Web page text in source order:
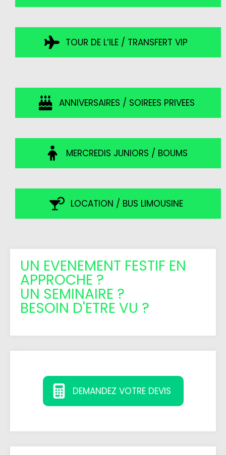
TOUR DE L’ILE / TRANSFERT VIP
ANNIVERSAIRES / SOIREES PRIVEES
MERCREDIS JUNIORS / BOUMS
LOCATION / BUS LIMOUSINE
UN EVENEMENT FESTIF EN
APPROCHE ?
UN SEMINAIRE ?
BESOIN D'ETRE VU ?
DEMANDEZ VOTRE DEVIS